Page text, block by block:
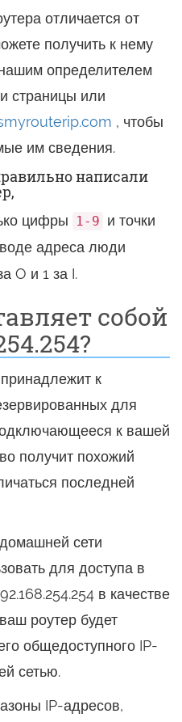
отличается от
получить к нему
определителем
страницы или
, чтобы
им сведения.
написали
цифры 1-9 и точки
адреса люди
O и 1 за I.
собой
к
для
к вашей
получит похожий
последней
сети
для доступа в
в качестве
роутер будет
общедоступного IP-
сетью.
IP-адресов,